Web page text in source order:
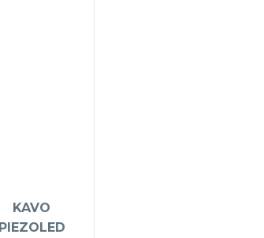
KAVO
PIEZOLED